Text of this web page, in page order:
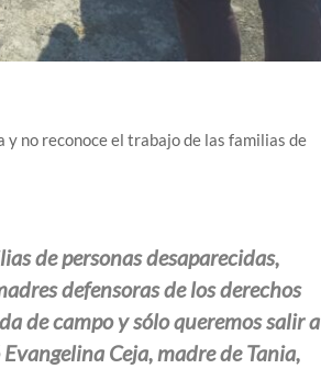
no reconoce el trabajo de las familias de
de personas desaparecidas,
defensoras de los derechos
de campo y sólo queremos salir a
Ceja, madre de Tania,